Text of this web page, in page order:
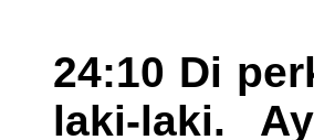
24:10 Di
laki-laki.